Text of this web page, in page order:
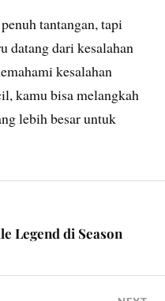
tantangan, tapi
datang dari kesalahan
kesalahan
kamu bisa melangkah
lebih besar untuk
Legend di Season